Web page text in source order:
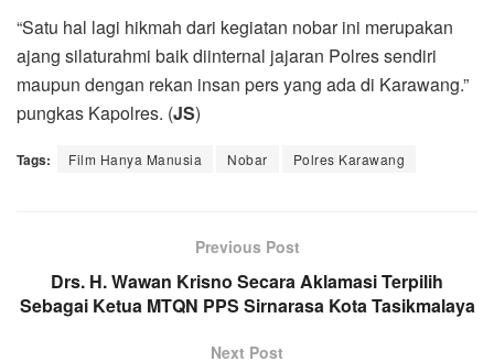
“Satu hal lagi hikmah dari kegiatan nobar ini merupakan
ajang silaturahmi baik diinternal jajaran Polres sendiri
maupun dengan rekan insan pers yang ada di Karawang.”
pungkas Kapolres. (JS)
Tags: Film Hanya Manusia Nobar Polres Karawang
Previous Post
Drs. H. Wawan Krisno Secara Aklamasi Terpilih
Sebagai Ketua MTQN PPS Sirnarasa Kota Tasikmalaya
Next Post